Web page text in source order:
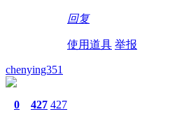
回复
使用道具 举报
chenying351
0 427 427